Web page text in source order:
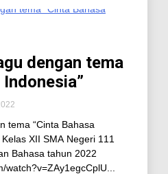
dengan tema
tema “Cinta Bahasa
XII SMA Negeri 111
Bahasa tahun 2022